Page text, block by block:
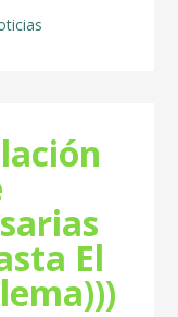
El